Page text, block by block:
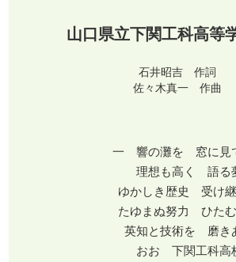
山口県立下関工科高等
石井昭吉 作詞
佐々木真一 作曲
一 響の灘を 窓に見
理想も高く 語る
ゆかしき歴史 受け継
たゆまぬ努力 ひたむ
英知と技術を 磨き
おお 下関工科高